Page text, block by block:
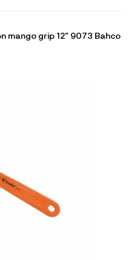
mango grip 12" 9073 Bahco